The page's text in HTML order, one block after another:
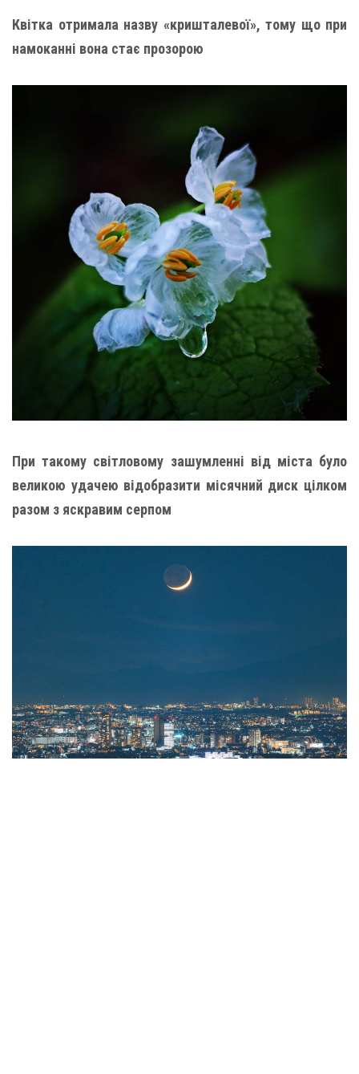
Квітка отримала назву «кришталевої», тому що при
намоканні вона стає прозорою
При такому світловому зашумленні від міста було
великою удачею відобразити місячний диск цілком
разом з яскравим серпом